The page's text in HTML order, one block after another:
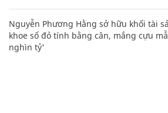
Nguyễn Phương Hằng sở hữu khối tài
khoe sổ đỏ tính bằng cân, mắng cựu
nghìn tỷ'